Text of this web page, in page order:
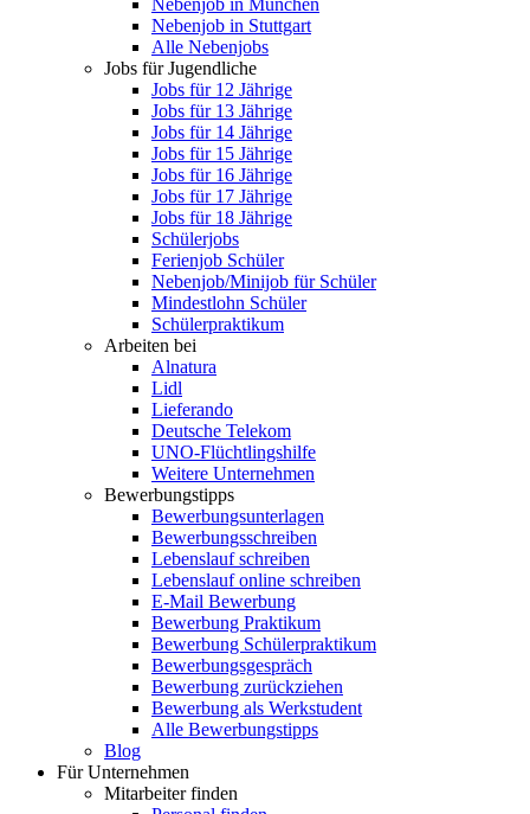
Nebenjob in München
Nebenjob in Stuttgart
Alle Nebenjobs
Jobs für Jugendliche
Jobs für 12 Jährige
Jobs für 13 Jährige
Jobs für 14 Jährige
Jobs für 15 Jährige
Jobs für 16 Jährige
Jobs für 17 Jährige
Jobs für 18 Jährige
Schülerjobs
Ferienjob Schüler
Nebenjob/Minijob für Schüler
Mindestlohn Schüler
Schülerpraktikum
Arbeiten bei
Alnatura
Lidl
Lieferando
Deutsche Telekom
UNO-Flüchtlingshilfe
Weitere Unternehmen
Bewerbungstipps
Bewerbungsunterlagen
Bewerbungsschreiben
Lebenslauf schreiben
Lebenslauf online schreiben
E-Mail Bewerbung
Bewerbung Praktikum
Bewerbung Schülerpraktikum
Bewerbungsgespräch
Bewerbung zurückziehen
Bewerbung als Werkstudent
Alle Bewerbungstipps
Blog
Für Unternehmen
Mitarbeiter finden